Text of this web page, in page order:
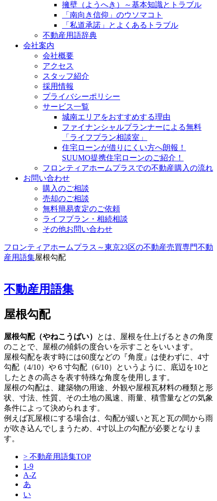
擁壁（ようへき）～基本知識とトラブル
「南向き信仰」のウソマコト
「私道承諾」とよくあるトラブル
不動産用語辞典
会社案内
会社概要
アクセス
スタッフ紹介
採用情報
プライバシーポリシー
サービス一覧
城南エリアをおすすめする理由
ファイナンシャルプランナーによる無料
「ライフプラン相談室」
住宅ローンが借りにくい方へ朗報！
SUUMO提携住宅ローンのご紹介！
フロンティアホームプラスでの不動産購入の流れ
お問い合わせ
購入のご相談
売却のご相談
無料簡易査定のご依頼
ライフプラン・相続相談
その他お問い合わせ
フロンティアホームプラス～東京23区の不動産売買専門不動
産用語集屋根勾配
不動産用語集
屋根勾配
屋根勾配（やねこうばい）
とは、屋根を仕上げるときの角度
のことで、屋根の傾斜の度合いを示すことをいいます。
屋根勾配を表す時には60度などの『角度』は使わずに、4寸
勾配（4/10）や６寸勾配（6/10）というように、底辺を10と
したときの高さを表す特殊な角度を使用します。
屋根の勾配は、建築物の用途、外観や屋根瓦材料の種類と形
状、寸法、性質、その土地の風速、雨量、積雪量などの気象
条件によって決められます。
例えば瓦屋根にする場合は、勾配が緩いと瓦と瓦の間から雨
が吹き込んでしまうため、4寸以上の勾配が必要となりま
す。
> 不動産用語集TOP
1-9
A-Z
あ
い